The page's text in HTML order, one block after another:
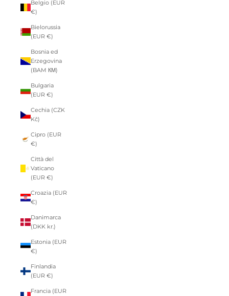
Belgio (EUR
€)
Bielorussia
(EUR €)
Bosnia ed
Erzegovina
(BAM КМ)
Bulgaria
(EUR €)
Cechia (CZK
Kč)
Cipro (EUR
€)
Città del
Vaticano
(EUR €)
Croazia (EUR
€)
Danimarca
(DKK kr.)
Estonia (EUR
€)
Finlandia
(EUR €)
Francia (EUR